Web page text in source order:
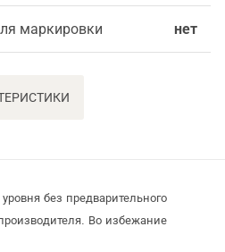
маркировки нет
без предварительного
Во избежание